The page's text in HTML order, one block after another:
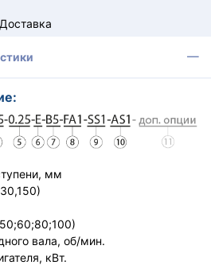
Доставка
мм
вала, об/мин.
кВт.